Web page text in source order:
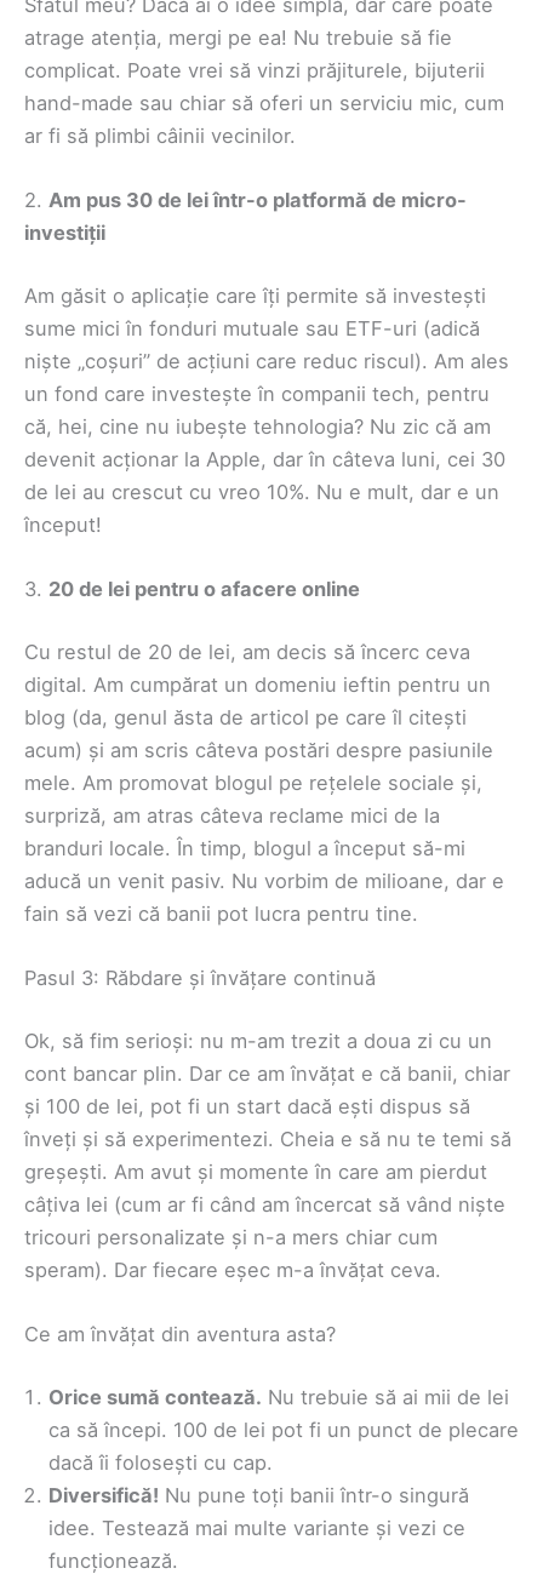
Sfatul meu? Dacă ai o idee simplă, dar care poate
atrage atenția, mergi pe ea! Nu trebuie să fie
complicat. Poate vrei să vinzi prăjiturele, bijuterii
hand-made sau chiar să oferi un serviciu mic, cum
ar fi să plimbi câinii vecinilor.
2. Am pus 30 de lei într-o platformă de micro-
investiții
Am găsit o aplicație care îți permite să investești
sume mici în fonduri mutuale sau ETF-uri (adică
niște „coșuri” de acțiuni care reduc riscul). Am ales
un fond care investește în companii tech, pentru
că, hei, cine nu iubește tehnologia? Nu zic că am
devenit acționar la Apple, dar în câteva luni, cei 30
de lei au crescut cu vreo 10%. Nu e mult, dar e un
început!
3. 20 de lei pentru o afacere online
Cu restul de 20 de lei, am decis să încerc ceva
digital. Am cumpărat un domeniu ieftin pentru un
blog (da, genul ăsta de articol pe care îl citești
acum) și am scris câteva postări despre pasiunile
mele. Am promovat blogul pe rețelele sociale și,
surpriză, am atras câteva reclame mici de la
branduri locale. În timp, blogul a început să-mi
aducă un venit pasiv. Nu vorbim de milioane, dar e
fain să vezi că banii pot lucra pentru tine.
Pasul 3: Răbdare și învățare continuă
Ok, să fim serioși: nu m-am trezit a doua zi cu un
cont bancar plin. Dar ce am învățat e că banii, chiar
și 100 de lei, pot fi un start dacă ești dispus să
înveți și să experimentezi. Cheia e să nu te temi să
greșești. Am avut și momente în care am pierdut
câțiva lei (cum ar fi când am încercat să vând niște
tricouri personalizate și n-a mers chiar cum
speram). Dar fiecare eșec m-a învățat ceva.
Ce am învățat din aventura asta?
Orice sumă contează. Nu trebuie să ai mii de lei
ca să începi. 100 de lei pot fi un punct de plecare
dacă îi folosești cu cap.
Diversifică! Nu pune toți banii într-o singură
idee. Testează mai multe variante și vezi ce
funcționează.